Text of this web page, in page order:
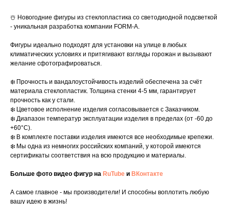
☃️ Новогодние фигуры из стеклопластика со светодиодной подсветкой
- уникальная разработка компании FORM-A.
Фигуры идеально подходят для установки на улице в любых
климатических условиях и притягивают взгляды горожан и вызывают
желание сфотографироваться.
❄️ Прочность и вандалоустойчивость изделий обеспечена за счёт
материала стеклопластик. Толщина стенки 4-5 мм, гарантирует
прочность как у стали.
❄️ Цветовое исполнение изделия согласовывается с Заказчиком.
❄️ Диапазон температур эксплуатации изделия в пределах (от -60 до
+60°C).
❄️ В комплекте поставки изделия имеются все необходимые крепежи.
❄️ Мы одна из немногих российских компаний, у которой имеются
сертификаты соответствия на всю продукцию и материалы.
Больше фото видео фигур на RuTube и ВКонтакте
А самое главное - мы производители! И способны воплотить любую
вашу идею в жизнь!